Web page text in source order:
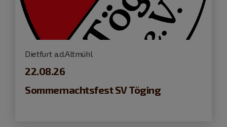
Dietfurt a.d.Altmühl
22.08.26
Sommernachtsfest SV Töging